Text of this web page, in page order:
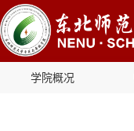
学院概况